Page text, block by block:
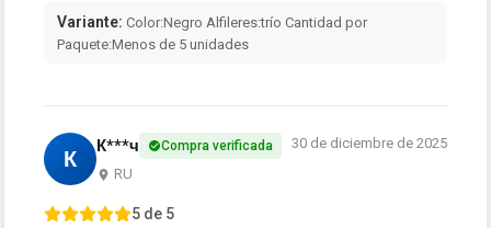
Variante: Color:Negro Alfileres:trío Cantidad por
Paquete:Menos de 5 unidades
К К***ч Compra verificada
RU
30 de diciembre de 2025
5 de 5